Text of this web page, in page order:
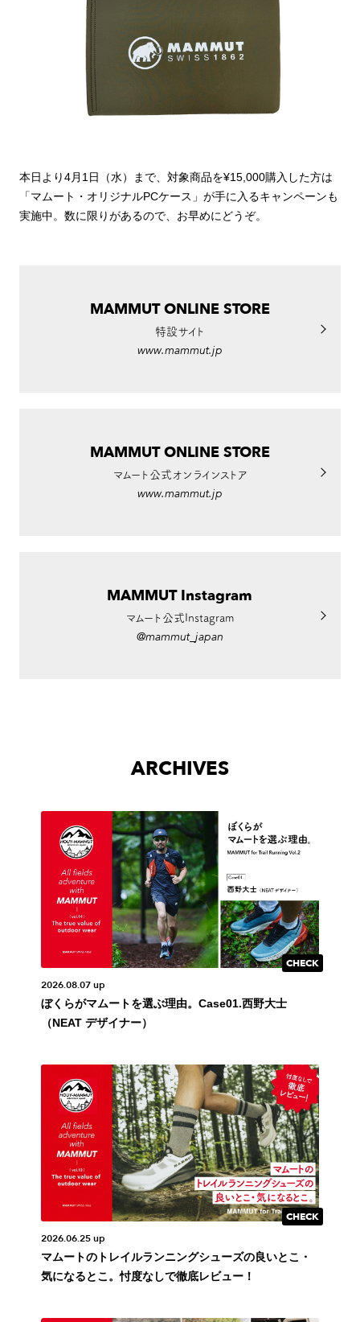
本日より4月1日（水）まで、対象商品を¥15,000購入した方は
「マムート・オリジナルPCケース」が手に入るキャンペーンも
実施中。数に限りがあるので、お早めにどうぞ。
MAMMUT ONLINE STORE
特設サイト
www.mammut.jp
MAMMUT ONLINE STORE
マムート公式オンラインストア
www.mammut.jp
MAMMUT Instagram
マムート公式Instagram
@mammut_japan
ARCHIVES
2026.08.07 up
ぼくらがマムートを選ぶ理由。Case01.西野大士
（NEAT デザイナー）
2026.06.25 up
マムートのトレイルランニングシューズの良いとこ・
気になるとこ。忖度なしで徹底レビュー！